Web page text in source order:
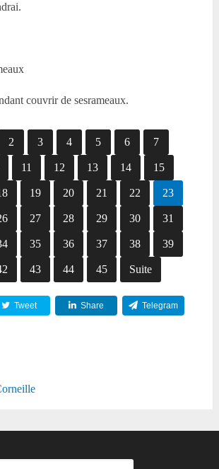
couvrir de sesrameaux.
2 3 4 5 6 7
11 12 13 14 15
19 20 21 22 23
27 28 29 30 31
35 36 37 38 39
43 44 45 Suite
Tweet Share Telegram